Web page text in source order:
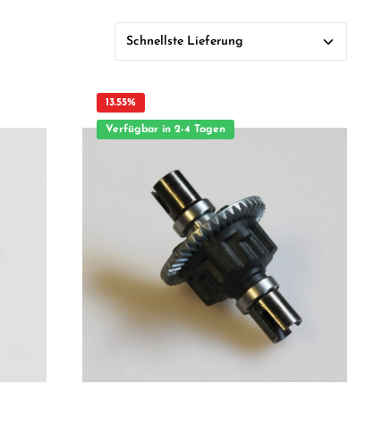
13.55%
Verfügbar in 2-4 Tagen